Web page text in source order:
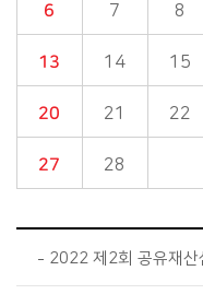
6 7 8
13 14 15
20 21 22
27 28
2022 제2회 공유재산